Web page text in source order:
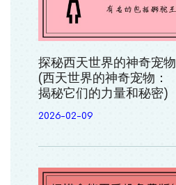
探秘西天世界的神奇宠物
(西天世界的神奇宠物：
揭秘它们的力量和秘密)
2026-02-09